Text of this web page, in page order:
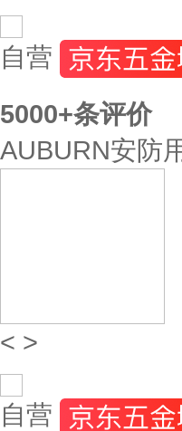
自营
5000+条评价
AUBURN安防
< >
自营